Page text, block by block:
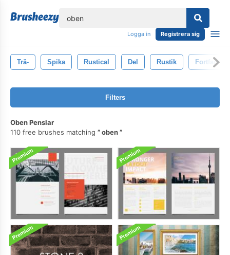
Logga in Registrera sig
Trä- Spika Rustical Del Rustik
Filters
Oben Penslar
110 free brushes matching
oben